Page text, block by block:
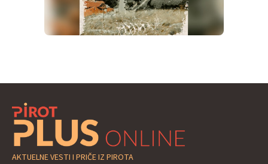
AKTUELNE VESTI I PRIČE IZ PIROTA